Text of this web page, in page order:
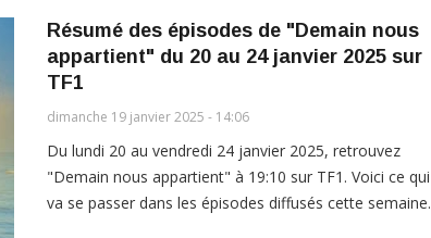
Résumé des épisodes de "Demain nous
appartient" du 20 au 24 janvier 2025 sur
TF1
dimanche 19 janvier 2025 - 14:06
Du lundi 20 au vendredi 24 janvier 2025, retrouvez
"Demain nous appartient" à 19:10 sur TF1. Voici ce qui
va se passer dans les épisodes diffusés cette semaine.